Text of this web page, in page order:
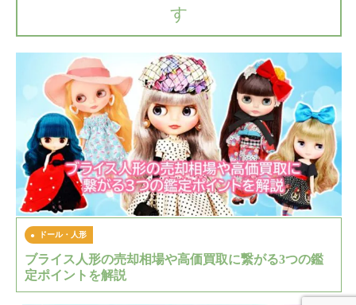
す
ドール・人形
ブライス人形の売却相場や高価買取に繋がる3つの鑑
定ポイントを解説